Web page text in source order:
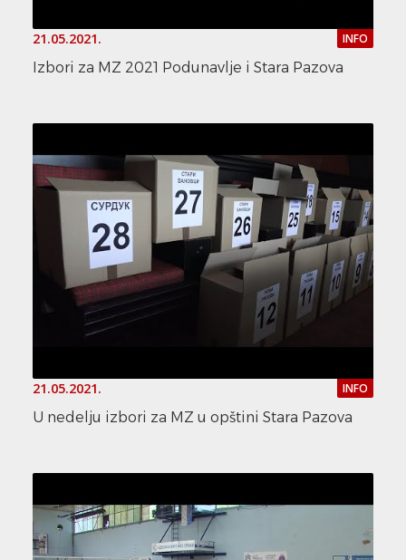
21.05.2021. INFO
Izbori za MZ 2021 Podunavlje i Stara Pazova
21.05.2021. INFO
U nedelju izbori za MZ u opštini Stara Pazova